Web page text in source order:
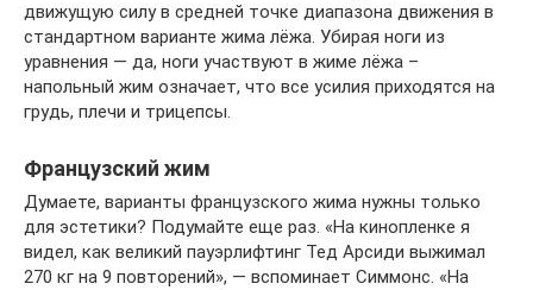
движущую силу в средней точке диапазона движения в
стандартном варианте жима лёжа. Убирая ноги из
уравнения — да, ноги участвуют в жиме лёжа –
напольный жим означает, что все усилия приходятся на
грудь, плечи и трицепсы.
Французский жим
Думаете, варианты французского жима нужны только
для эстетики? Подумайте еще раз. «На кинопленке я
видел, как великий пауэрлифтинг Тед Арсиди выжимал
270 кг на 9 повторений», — вспоминает Симмонс. «На